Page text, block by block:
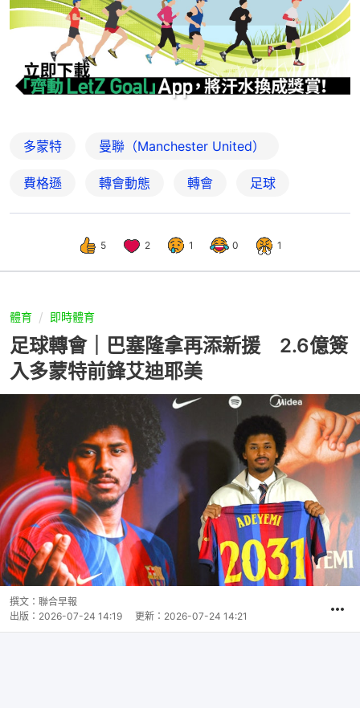
多蒙特 曼聯（Manchester United）
費格遜 轉會動態 轉會 足球
5 2 1 0 1
體育 即時體育
足球轉會｜巴塞隆拿再添新援 2.6億簽
入多蒙特前鋒艾迪耶美
撰文： 聯合早報
出版： 2026-07-24 14:19 更新： 2026-07-24 14:21